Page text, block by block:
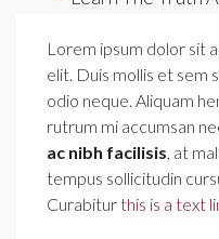
Lorem ipsum dolor sit
elit. Duis mollis et sem
odio neque. Aliquam
rutrum mi accumsan
ac nibh facilisis , at
tempus sollicitudin
Curabiturthis is a text